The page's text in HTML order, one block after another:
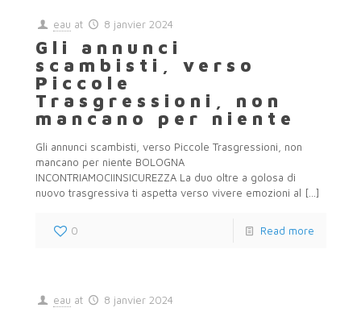
eau at 8 janvier 2024
Gli annunci
scambisti, verso
Piccole
Trasgressioni, non
mancano per niente
Gli annunci scambisti, verso Piccole Trasgressioni, non
mancano per niente BOLOGNA
INCONTRIAMOCIINSICUREZZA La duo oltre a golosa di
nuovo trasgressiva ti aspetta verso vivere emozioni al […]
0 Read more
eau at 8 janvier 2024